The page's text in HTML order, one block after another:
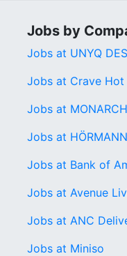
Jobs by
Jobs at UNYQ
Jobs at Crave Hot
Jobs at
Jobs at
Jobs at Bank of
Jobs at Avenue
Jobs at ANC
Jobs at Miniso